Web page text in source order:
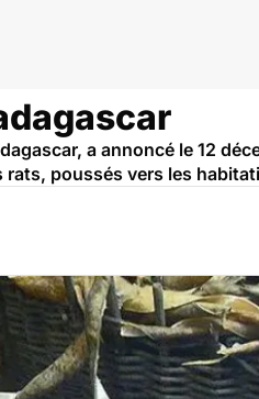
a annoncé le 12
poussés vers les